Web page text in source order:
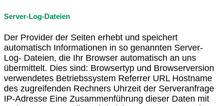
Server-Log-Dateien
Der Provider der Seiten erhebt und speichert
automatisch Informationen in so genannten Server-
Log- Dateien, die Ihr Browser automatisch an uns
übermittelt. Dies sind: Browsertyp und Browserversion
verwendetes Betriebssystem Referrer URL Hostname
des zugreifenden Rechners Uhrzeit der Serveranfrage
IP-Adresse Eine Zusammenführung dieser Daten mit